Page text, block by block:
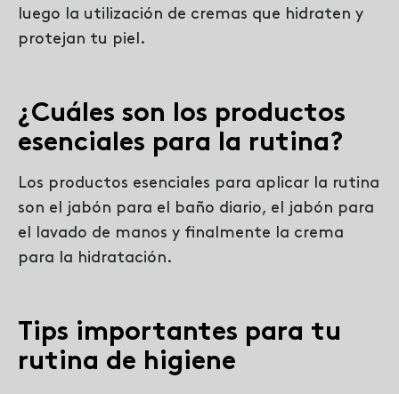
luego la utilización de cremas que hidraten y
protejan tu piel.
¿Cuáles son los productos
esenciales para la rutina?
Los productos esenciales para aplicar la rutina
son el jabón para el baño diario, el jabón para
el lavado de manos y finalmente la crema
para la hidratación.
Tips importantes para tu
rutina de higiene